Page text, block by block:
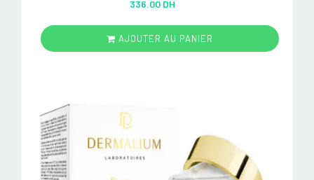
out of 5
336.00 DH
AJOUTER AU PANIER